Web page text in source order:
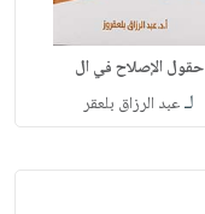
حقول الإصلاح في ال
لـعبد الرزاق بلعقر